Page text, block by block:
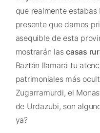
que realmente
presente que damos
asequible de esta
mostrarán las casas
Baztán llamará tu
patrimoniales más
Zugarramurdi, el
de Urdazubi, son
ya?